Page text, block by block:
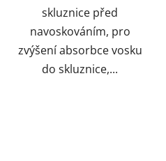
skluznice před
navoskováním, pro
zvýšení absorbce vosku
do skluznice,...